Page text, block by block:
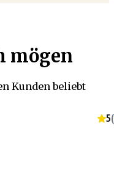
mögen
Kunden beliebt
5(